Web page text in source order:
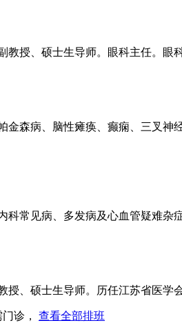
教授、硕士生导师。眼科主任。眼
金森病、脑性瘫痪、癫痫、三叉神
科常见病、多发病及心血管疑难杂
授、硕士生导师。历任江苏省医学
诊， 查看全部排班